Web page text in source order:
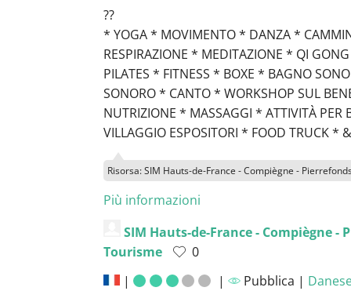
??
* YOGA * MOVIMENTO * DANZA *
RESPIRAZIONE * MEDITAZIONE * QI
PILATES * FITNESS * BOXE * BAGNO
SONORO * CANTO * WORKSHOP SUL
NUTRIZIONE * MASSAGGI * ATTIVITÀ PER
VILLAGGIO ESPOSITORI * FOOD TRUCK *
Risorsa: SIM Hauts-de-France - Compiègne -
Più informazioni
SIM Hauts-de-France - Compiègne -
Tourisme
0
|
| Pubblica |